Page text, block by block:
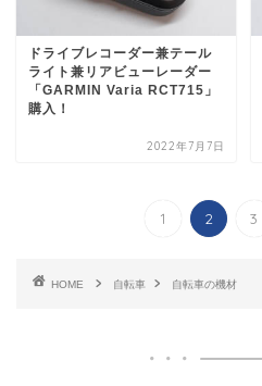
ドライブレコーダー兼テール
ライト兼リアビューレーダー
「GARMIN Varia RCT715」
購入！
2022年7月7日
1 2 3
HOME 自転車 自転車の機材